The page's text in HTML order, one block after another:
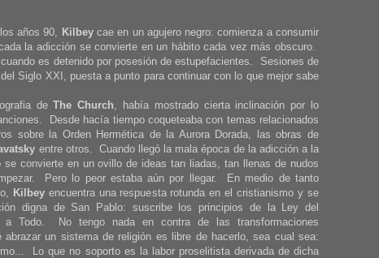
años 90, Kilbeycae en un agujero negro: comienza a consumir
la adicción se convierte en un hábito cada vez más obscuro.
es detenido por posesión de estupefacientes. Sesiones de
Siglo XXI, puesta a punto para continuar con lo que mejor sabe
deThe Church , había mostrado cierta inclinación por lo
Desde hacía tiempo coqueteaba con temas relacionados
sobre la Orden Hermética de la Aurora Dorada, las obras de
entre otros. Cuando llegó la mala época de la adicción a la
convierte en un ovillo de ideas tan liadas, tan llenas de nudos
Pero lo peor estaba aún por llegar. En medio de tanto
Kilbeyencuentra una respuesta rotunda en el cristianismo y se
digna de San Pablo: suscribe los principios de la Ley del
a Todo. No tengo nada en contra de las transformaciones
un sistema de religión es libre de hacerlo, sea cual sea:
Lo que no soporto es la labor proselitista derivada de dicha